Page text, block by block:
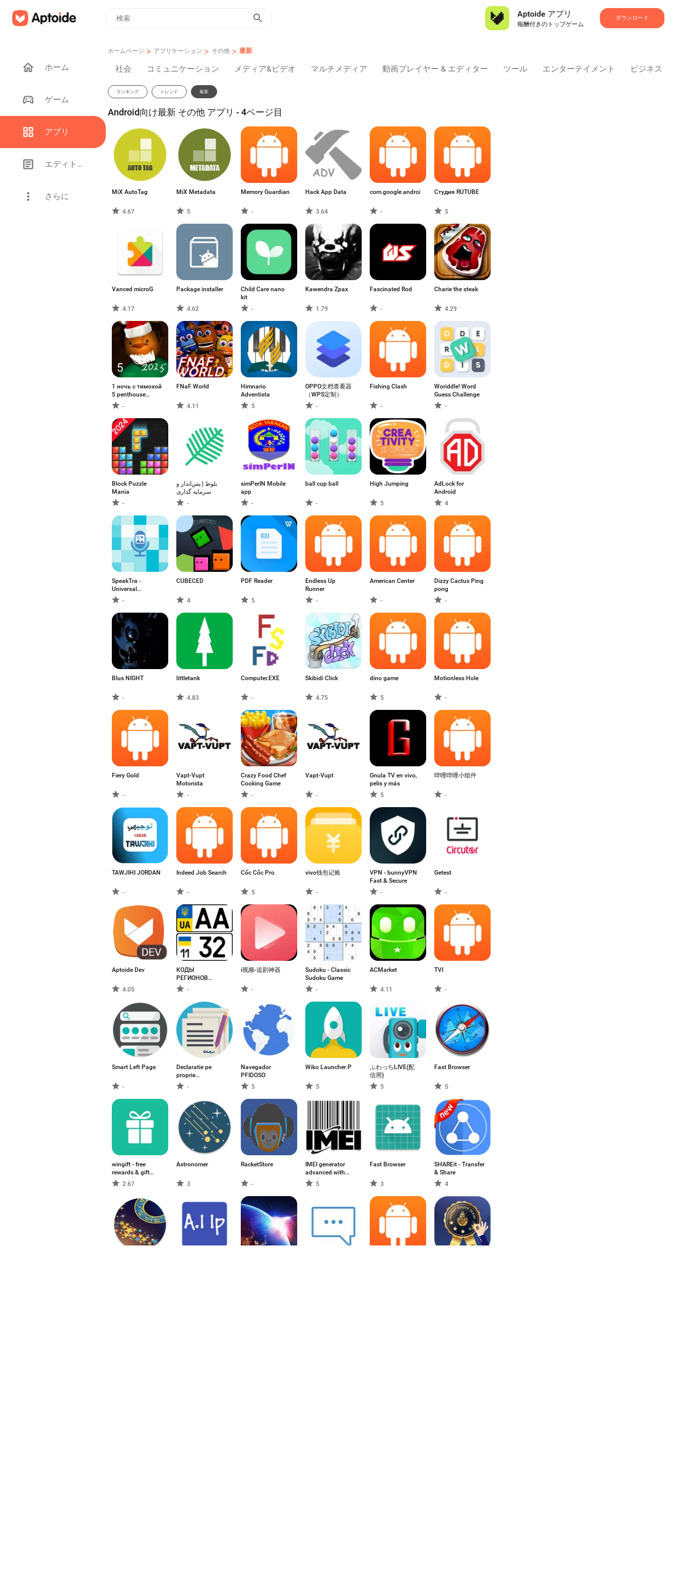
Aptoide アプリ
報酬付きのトップゲーム
ダウンロード
ホーム
ゲーム
アプリ
エディトリアル
さらに
ホームページ > アプリケーション > その他 > 最新
社会 コミュニケーション メディア&ビデオ マルチメディア 動画プレイヤー & エディター ツール エンターテイメント ビジネス
ランキング トレンド 最新
Android向け最新 その他 アプリ - 4ページ目
MiX AutoTag
4.67
MiX Metadata
5
Memory Guardian
-
Hack App Data
3.64
com.google.android.gms.policy_ads_fdr_dynamite
-
Студия RUTUBE
5
Vanced microG
4.17
Package installer
4.62
Child Care nano
kit
-
Kawendra Zpax
1.79
Fascinated Rod
-
Charie the steak
4.29
1 ночь с тимохой
5 penthouse
fanver
-
FNaF World
4.11
Himnario
Adventista
5
OPPO文档查看器
（WPS定制）
-
Fishing Clash
-
Woriddle! Word
Guess Challenge
-
Block Puzzle
Mania
-
بلوط | پس‌انداز و
سرمایه گذاری
-
simPerIN Mobile
app
-
ball cup ball
-
High Jumping
5
AdLock for
Android
4
SpeakTra -
Universal
Translate
-
CUBECED
4
PDF Reader
5
Endless Up
Runner
-
American Center
-
Dizzy Cactus Ping
pong
-
Blus NIGHT
-
littletank
4.83
Computer.EXE
-
Skibidi Click
4.75
dino game
5
Motionless Hole
-
Fiery Gold
-
Vapt-Vupt
Motorista
-
Crazy Food Chef
Cooking Game
-
Vapt-Vupt
-
Gnula TV en vivo,
pelis y más
5
哔哩哔哩小组件
-
TAWJIHI JORDAN
-
Indeed Job Search
-
Cốc Cốc Pro
5
vivo钱包记账
-
VPN - bunnyVPN
Fast & Secure
-
Getest
-
Aptoide Dev
4.05
КОДЫ
РЕГИОНОВ
УКРАИНА
-
i视频-追剧神器
-
Sudoku - Classic
Sudoku Game
-
ACMarket
4.11
TVI
-
Smart Left Page
-
Declaratie pe
proprie
raspundere
-
Navegador
PFIDOSO
5
Wiko Launcher P
5
ふわっちLIVE(配
信用)
5
Fast Browser
5
wingift - free
rewards & gift
cards2.67
Astronomer
3
RacketStore
-
IMEI generator
advanced with
analyzer
5
Fast Browser
3
SHAREit - Transfer
& Share
4